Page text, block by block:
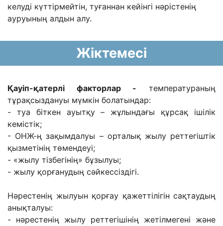
келуді күттірмейтін, туғаннан кейінгі нəрістенің
ауруының алдын алу.
Жіктемесі
Қауіп-қатерлі факторлар - температураның
тұрақсыздануы мүмкін болатындар:
- туа біткен ауытқу – жұлындағы құрсақ ішілік
кемістік;
- ОНЖ-ң зақымдалуы – орталық жылу реттегіштік
қызметінің төмендеуі;
- «жылу тізбегінің» бұзылуы;
- жылу қорғанудың сəйкессіздігі.
Нəрестенің жылуын қорғау қажеттілігін сақтаудың
анықталуы:
- нəрестенің жылу реттегішінің жетілмегені жəне